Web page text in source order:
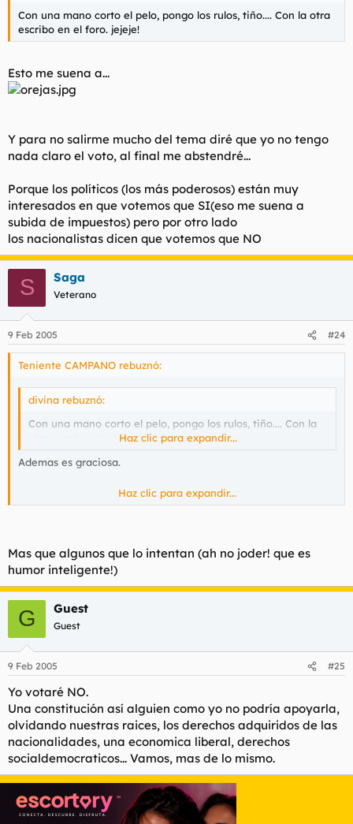
Con una mano corto el pelo, pongo los rulos, tiño.... Con la otra
escribo en el foro. jejeje!
Esto me suena a...
Y para no salirme mucho del tema diré que yo no tengo
nada claro el voto, al final me abstendré...
Porque los políticos (los más poderosos) están muy
interesados en que votemos que SI(eso me suena a
subida de impuestos) pero por otro lado
los nacionalistas dicen que votemos que NO
S Saga
Veterano
9 Feb 2005 #24
Teniente CAMPANO rebuznó:
divina rebuznó:
Con una mano corto el pelo, pongo los rulos, tiño.... Con la
otra escribo en el foro. jejeje!Haz clic para expandir...
Ademas es graciosa.
Haz clic para expandir...
Mas que algunos que lo intentan (ah no joder! que es
humor inteligente!)
G Guest
Guest
9 Feb 2005 #25
Yo votaré NO.
Una constitución así alguien como yo no podría apoyarla,
olvidando nuestras raices, los derechos adquiridos de las
nacionalidades, una economica liberal, derechos
socialdemocraticos... Vamos, mas de lo mismo.